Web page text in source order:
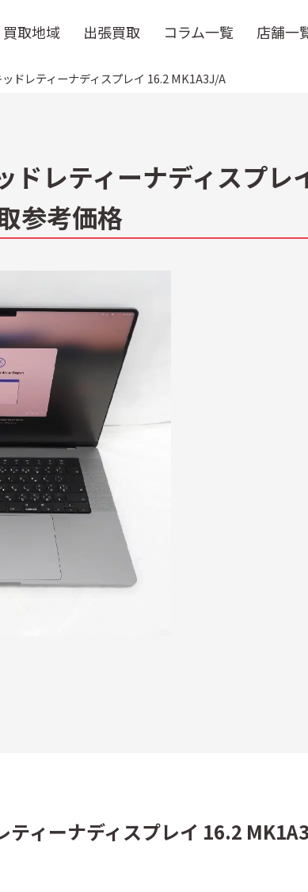
買取地域 出張買取 コラム一覧 店舗一
ドレティーナディスプレイ 16.2 MK1A3J/A
レティーナディスプレ
参考価格
ィーナディスプレイ 16.2